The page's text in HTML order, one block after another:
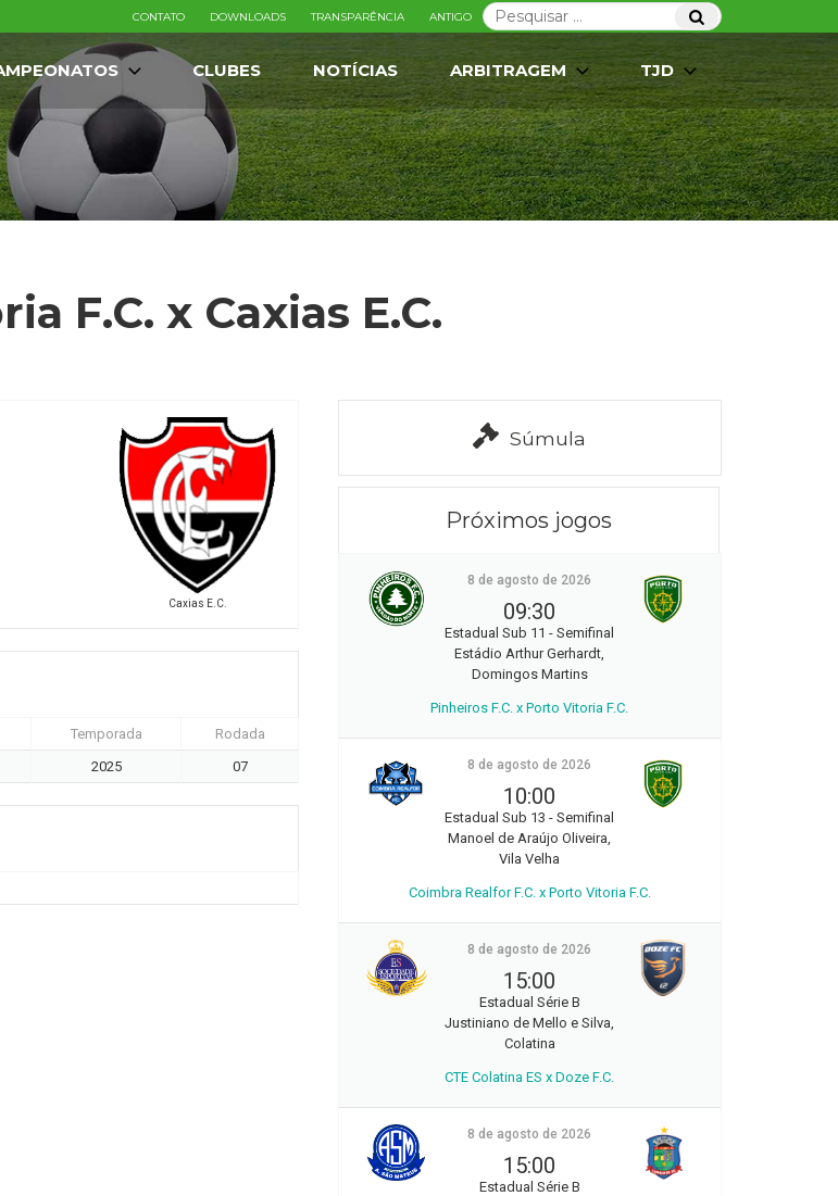
Pesquisar
por:
Pesquisar
CONTATO DOWNLOADS TRANSPARÊNCIA ANTIGO
CLUBES NOTÍCIAS ARBITRAGEM TJD
F.C. x Caxias E.C.
Caxias E.C.
Temporada
Rodada
2025 07
Súmula
Próximos jogos
8 de agosto de 2026
09:30
Estadual Sub 11 - Semifinal
Estádio Arthur Gerhardt,
Domingos Martins
Pinheiros F.C. x Porto Vitoria F.C.
8 de agosto de 2026
10:00
Estadual Sub 13 - Semifinal
Manoel de Araújo Oliveira,
Vila Velha
Coimbra Realfor F.C. x Porto Vitoria F.C.
8 de agosto de 2026
15:00
Estadual Série B
Justiniano de Mello e Silva,
Colatina
CTE Colatina ES x Doze F.C.
8 de agosto de 2026
15:00
Estadual Série B